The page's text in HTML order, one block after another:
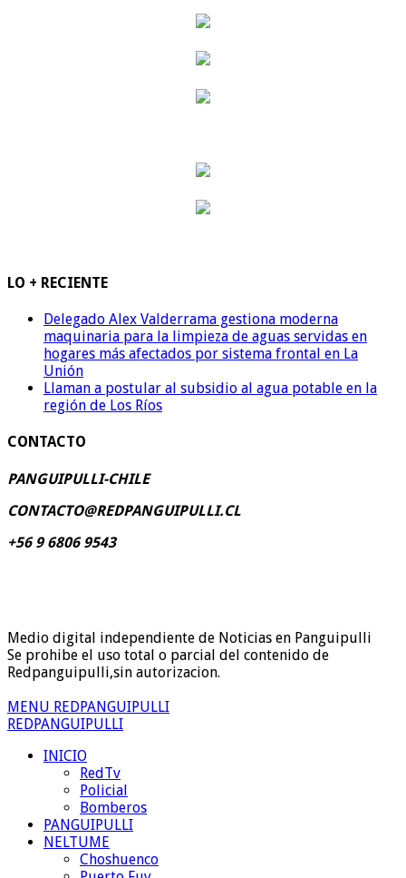
LO + RECIENTE
Delegado Alex Valderrama gestiona moderna
maquinaria para la limpieza de aguas servidas en
hogares más afectados por sistema frontal en La
Unión
Llaman a postular al subsidio al agua potable en la
región de Los Ríos
CONTACTO
PANGUIPULLI-CHILE
CONTACTO@REDPANGUIPULLI.CL
+56 9 6806 9543
Medio digital independiente de Noticias en Panguipulli
Se prohibe el uso total o parcial del contenido de
Redpanguipulli,sin autorizacion.
MENU REDPANGUIPULLI
REDPANGUIPULLI
INICIO
RedTv
Policial
Bomberos
PANGUIPULLI
NELTUME
Choshuenco